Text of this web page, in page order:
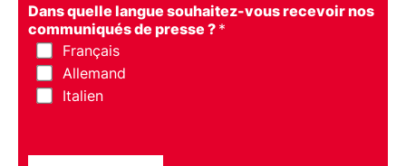
Dans quelle langue souhaitez-vous recevoir nos
communiqués de presse ? *
Français
Allemand
Italien